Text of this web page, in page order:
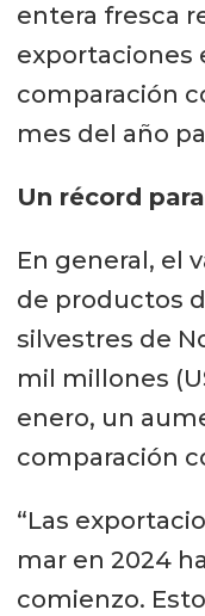
entera fresca
exportaciones
comparación
mes del año
Un récord
En general, el
de productos
silvestres de
mil millones
enero, un
comparación
“Las
mar en 2024
comienzo.